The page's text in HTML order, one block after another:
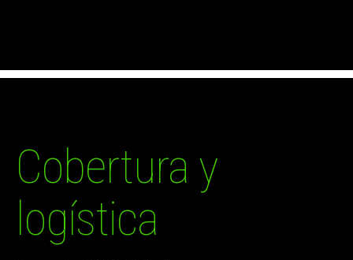
Cobertura y
logística